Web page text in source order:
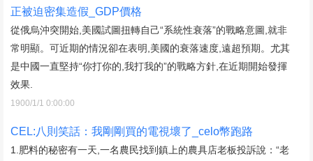
正被迫密集造假_GDP價格
從俄烏沖突開始,美國試圖扭轉自己“系統性衰落”的戰略意圖,就非
常明顯。可近期的情況卻在表明,美國的衰落速度,遠超預期。尤其
是中國一直堅持“你打你的,我打我的”的戰略方針,在近期開始發揮
效果.
1900/1/1 0:00:00
CEL:八則笑話：我剛剛買的電視壞了_celo幣跑路
1.肥料的秘密有一天,一名農民找到鎮上的農具店老板投訴說：“老